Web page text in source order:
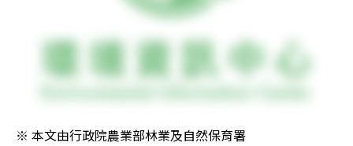
※ 本文由行政院農業部林業及自然保育署